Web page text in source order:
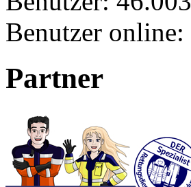
Benutzer online:
Partner